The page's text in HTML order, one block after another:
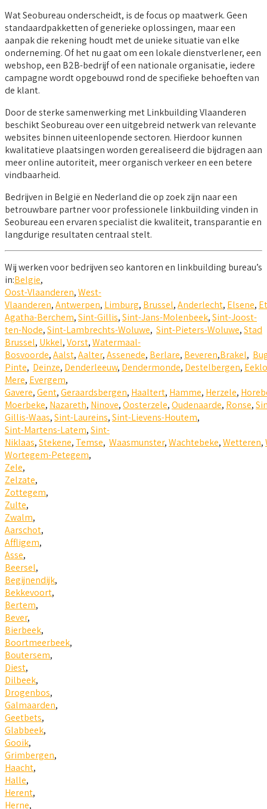
Wat Seobureau onderscheidt, is de focus op maatwerk. Geen
standaardpakketten of generieke oplossingen, maar een
aanpak die rekening houdt met de unieke situatie van elke
onderneming. Of het nu gaat om een lokale dienstverlener, een
webshop, een B2B-bedrijf of een nationale organisatie, iedere
campagne wordt opgebouwd rond de specifieke behoeften van
de klant.
Door de sterke samenwerking met Linkbuilding Vlaanderen
beschikt Seobureau over een uitgebreid netwerk van relevante
websites binnen uiteenlopende sectoren. Hierdoor kunnen
kwalitatieve plaatsingen worden gerealiseerd die bijdragen aan
meer online autoriteit, meer organisch verkeer en een betere
vindbaarheid.
Bedrijven in België en Nederland die op zoek zijn naar een
betrouwbare partner voor professionele linkbuilding vinden in
Seobureau een ervaren specialist die kwaliteit, transparantie en
langdurige resultaten centraal stelt.
Wij werken voor bedrijven seo kantoren en linkbuilding bureau’s
in:Belgie,
Oost-Vlaanderen,West-
Vlaanderen,Antwerpen, Limburg, Brussel,Anderlecht, Elsene,
Agatha-Berchem,Sint-Gillis,Sint-Jans-Molenbeek,Sint-Joost-
ten-Node,Sint-Lambrechts-Woluwe, Sint-Pieters-Woluwe,Stad
Brussel, Ukkel,Vorst,Watermaal-
Bosvoorde,Aalst,Aalter,Assenede, Berlare, Beveren,Brakel,
Pinte, Deinze, Denderleeuw, Dendermonde, Destelbergen, Eeklo
Mere, Evergem,
Gavere,Gent,Geraardsbergen, Haaltert, Hamme, Herzele,
Moerbeke, Nazareth, Ninove,Oosterzele,Oudenaarde, Ronse,
Gillis-Waas,Sint-Laureins,Sint-Lievens-Houtem,
Sint-Martens-Latem,Sint-
Niklaas,Stekene, Temse, Waasmunster,Wachtebeke,Wetteren,
Wortegem-Petegem,
Zele,
Zelzate,
Zottegem,
Zulte,
Zwalm,
Aarschot,
Affligem,
Asse,
Beersel,
Begijnendijk,
Bekkevoort,
Bertem,
Bever,
Bierbeek,
Boortmeerbeek,
Boutersem,
Diest,
Dilbeek,
Drogenbos,
Galmaarden,
Geetbets,
Glabbeek,
Gooik,
Grimbergen,
Haacht,
Halle,
Herent,
Herne,